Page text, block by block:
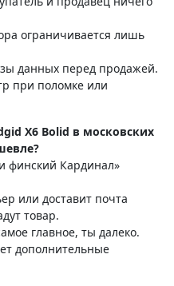
ограничивается лишь
данных перед продажей.
при поломке или
X6 Bolid в московских
финский Кардинал»
или доставит почта
товар.
главное, ты далеко.
дополнительные